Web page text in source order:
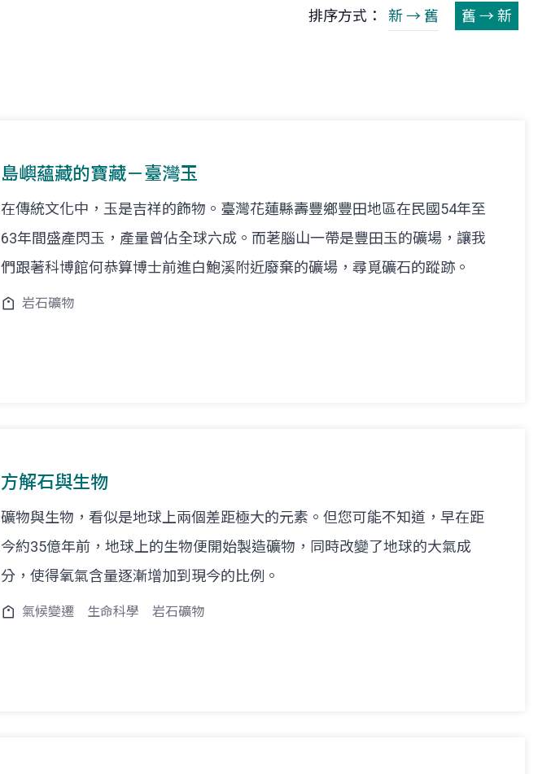
排序方式： 新 → 舊 舊 → 新
島嶼蘊藏的寶藏－臺灣玉
在傳統文化中，玉是吉祥的飾物。臺灣花蓮縣壽豐鄉豐田地區在民國54年至
63年間盛產閃玉，產量曾佔全球六成。而荖腦山一帶是豐田玉的礦場，讓我
們跟著科博館何恭算博士前進白鮑溪附近廢棄的礦場，尋覓礦石的蹤跡。
岩石礦物
方解石與生物
礦物與生物，看似是地球上兩個差距極大的元素。但您可能不知道，早在距
今約35億年前，地球上的生物便開始製造礦物，同時改變了地球的大氣成
分，使得氧氣含量逐漸增加到現今的比例。
氣候變遷 生命科學 岩石礦物